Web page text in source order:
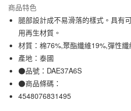
信用卡分期付款
3 期 0 利率 每期
合作金庫商業銀行
第
華南商業銀行
上海商業儲蓄銀行
臺灣中小企業銀行
匯豐（台灣）商業銀行
超商取貨付款
LINE Pay
Apple Pay
商品特色
腿部設計成不易滑落的樣式。具有
用再生材質。
材質：棉76%,聚酯纖維19%,彈性
產地：泰國
●品號：DAE37A6S
●商品條碼：
4548076831495